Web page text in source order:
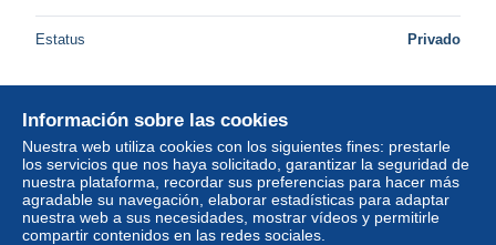
Estatus Privado
Nuevo
Información sobre las cookies
Nuestra web utiliza cookies con los siguientes fines: prestarle
los servicios que nos haya solicitado, garantizar la seguridad de
nuestra plataforma, recordar sus preferencias para hacer más
agradable su navegación, elaborar estadísticas para adaptar
nuestra web a sus necesidades, mostrar vídeos y permitirle
compartir contenidos en las redes sociales.